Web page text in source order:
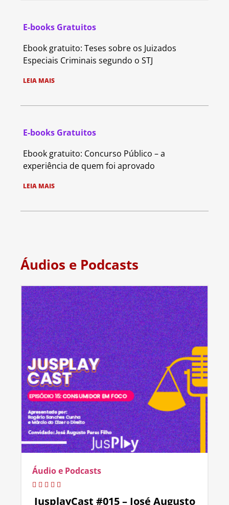
E-books Gratuitos
Ebook gratuito: Teses sobre os Juizados
Especiais Criminais segundo o STJ
LEIA MAIS
E-books Gratuitos
Ebook gratuito: Concurso Público – a
experiência de quem foi aprovado
LEIA MAIS
Áudios e Podcasts
Áudio e Podcasts
JusplayCast #015 – José Augusto